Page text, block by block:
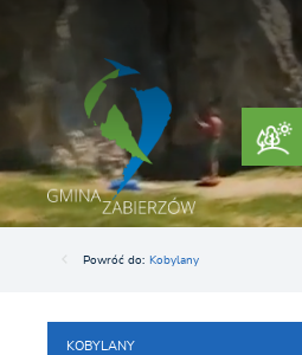
Przejdź do menu.
Przejdź do wyszukiwarki.
Przejdź do treści.
Przejdź do ustawień wielkości czcionki.
Włącz wersję kontrastową strony.
Powróć do: Kobylany
KOBYLANY